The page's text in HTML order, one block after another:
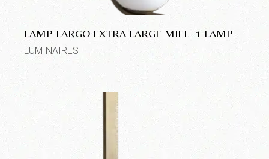
LAMP LARGO EXTRA LARGE MIEL -1 LAMP
LUMINAIRES